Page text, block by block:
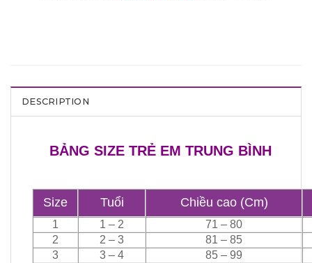
DESCRIPTION
BẢNG SIZE TRẺ EM TRUNG BÌNH
Size Tuổi Chiều cao (Cm)
1 1 – 2
71 – 80
2
2 – 3
81 – 85
3
3 – 4
85 – 99